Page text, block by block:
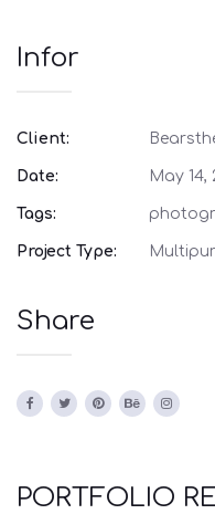
Infor
Client:
Date: May 14,
Tags:
Project Type:
Share
PORTFOLIO